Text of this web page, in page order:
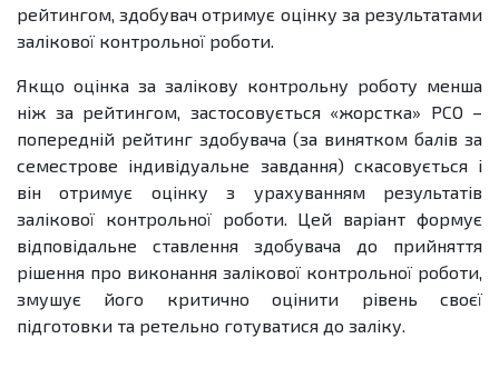
рейтингом, здобувач отримує оцінку за результатами
залікової контрольної роботи.
Якщо оцінка за залікову контрольну роботу менша
ніж за рейтингом, застосовується «жорстка» РСО –
попередній рейтинг здобувача (за винятком балів за
семестрове індивідуальне завдання) скасовується і
він отримує оцінку з урахуванням результатів
залікової контрольної роботи. Цей варіант формує
відповідальне ставлення здобувача до прийняття
рішення про виконання залікової контрольної роботи,
змушує його критично оцінити рівень своєї
підготовки та ретельно готуватися до заліку.